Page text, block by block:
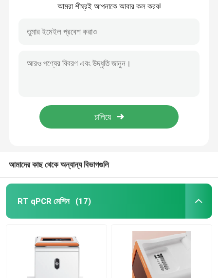
অ্যাকুয়াকালচার টেস্ট কিট
বিড়াল বিড়াল টেস্ট কিট
পোকামাকড় বাহিত রোগ পরীক্ষা
নিউক্লিক অ্যাসিড নিষ্কাশন মেশিন
আমরা শীঘ্রই আপনাকে আবার কল করব!
আমাদের কাছ থেকে অন্যান্য বিভাগগুলি
RT qPCR মেশিন (17)